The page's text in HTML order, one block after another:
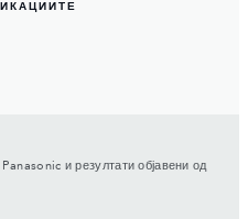
и резултати објавени од